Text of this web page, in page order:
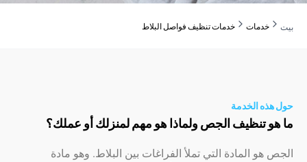
خدمات خدمات تنظيف فواصل البلاط
الخدمة
تنظيف الجص ولماذا هو مهم لمنزلك أو عملك؟
المادة التي تملأ الفراغات بين البلاط. وهو مادة